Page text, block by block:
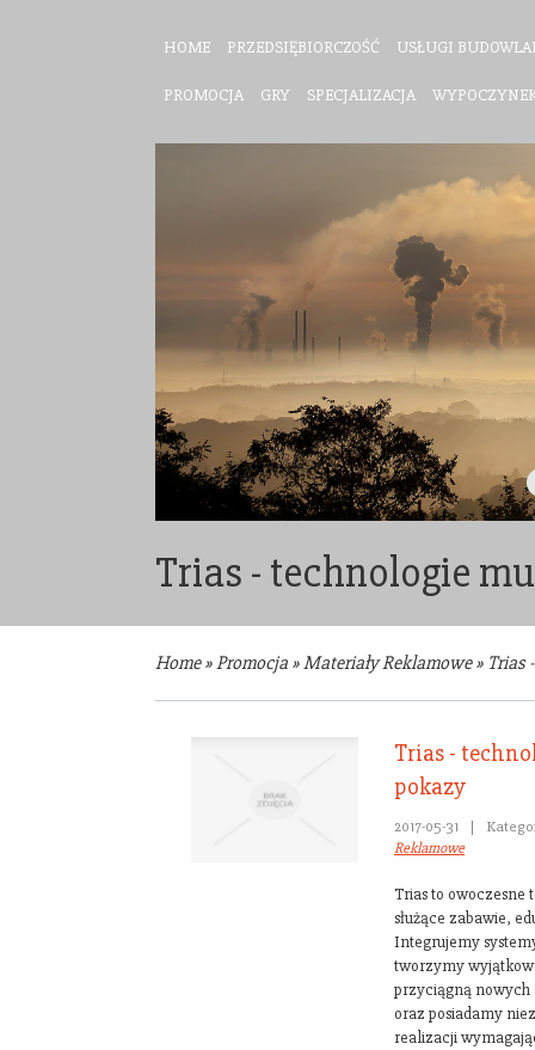
HOME PRZEDSIĘBIORCZOŚĆ USŁUGI
PROMOCJA GRY SPECJALIZACJA
Trias - technologie
Home»Promocja »Materiały Reklamowe» Trias
Trias -
pokazy
2017-05-31 |
Reklamowe
Trias to
służące zabawie,
Integrujemy
tworzymy
przyciągną nowych
oraz posiadamy
realizacji